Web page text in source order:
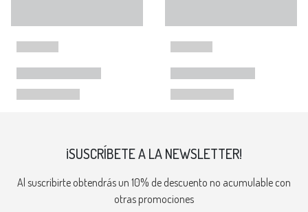
¡SUSCRÍBETE A LA NEWSLETTER!
Al suscribirte obtendrás un 10% de descuento no acumulable con
otras promociones